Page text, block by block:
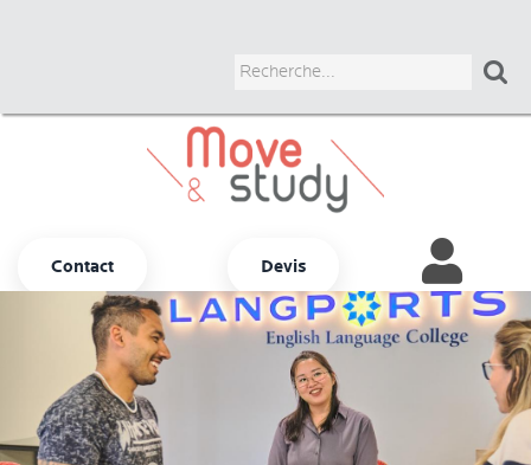
Contact Devis 
Autres options
ADULTES
UNIVERSITAIRES